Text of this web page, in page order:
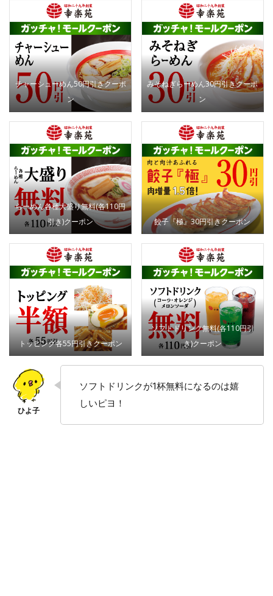
チャーシューめん50円引きクーポ
ン
みそねぎらーめん30円引きクーポ
ン
らーめん各種大盛り無料(各110円
引き)クーポン
餃子『極』30円引きクーポン
トッピング各55円引きクーポン
ソフトドリンク無料(各110円引
き)クーポン
ソフトドリンクが1杯無料になるのは嬉
しいピヨ！